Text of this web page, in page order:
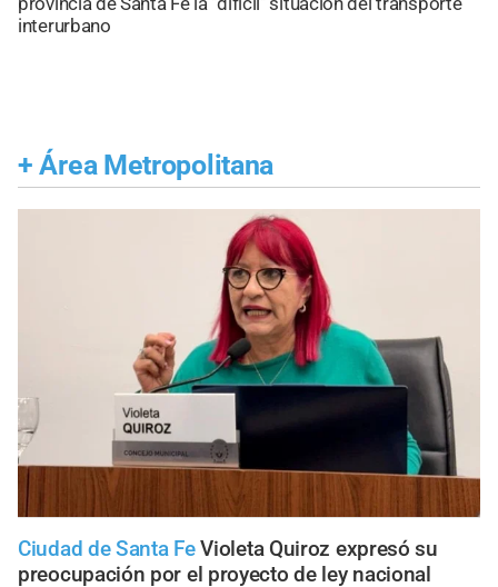
interurbano
+ Área Metropolitana
Ciudad de Santa Fe Violeta Quiroz expresó su
preocupación por el proyecto de ley nacional